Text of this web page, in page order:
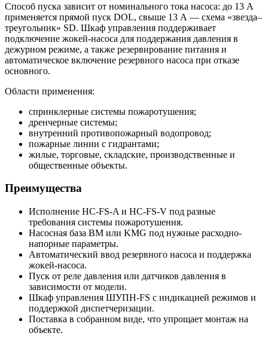
Способ пуска зависит от номинального тока насоса: до 13 А
применяется прямой пуск DOL, свыше 13 А — схема «звезда–
треугольник» SD. Шкаф управления поддерживает
подключение жокей-насоса для поддержания давления в
дежурном режиме, а также резервирование питания и
автоматическое включение резервного насоса при отказе
основного.
Области применения:
спринклерные системы пожаротушения;
дренчерные системы;
внутренний противопожарный водопровод;
пожарные линии с гидрантами;
жилые, торговые, складские, производственные и
общественные объекты.
Преимущества
Исполнение HC-FS-A и HC-FS-V под разные
требования системы пожаротушения.
Насосная база BM или KMG под нужные расходно-
напорные параметры.
Автоматический ввод резервного насоса и поддержка
жокей-насоса.
Пуск от реле давления или датчиков давления в
зависимости от модели.
Шкаф управления ШУПН-FS с индикацией режимов и
поддержкой диспетчеризации.
Поставка в собранном виде, что упрощает монтаж на
объекте.